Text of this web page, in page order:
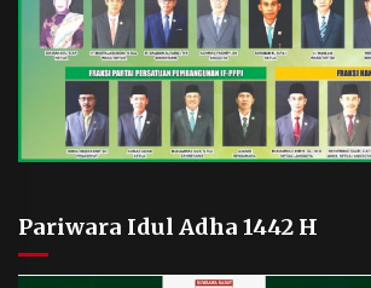
Pariwara Idul Adha 1442 H